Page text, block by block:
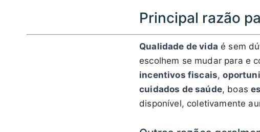
Principal razão
Qualidade de vida é sem
escolhem se mudar para e
incentivos fiscais,
cuidados de saúde, boas
disponível, coletivamente